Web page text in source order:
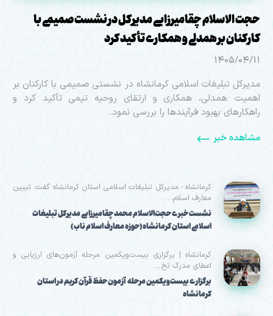
حجت الاسلام چقامیرزایی مدیرکل در نشست صمیمی با
کارکنان بر همدلی و همکاری تأکید کرد
1405/04/11
مدیرکل تبلیغات اسلامی کرمانشاه در نشستی صمیمی با کارکنان بر
اهمیت همدلی، همکاری و ارتقای روحیه تیمی تأکید کرد و
راهکارهای بهبود فرآیندها را بررسی نمود.
مشاهده خبر
کرمانشاه - مدیرکل تبلیغات اسلامی استان کرمانشاه گفت: تبیین
معارف اسلام...
نشست خبری حجت‌الاسلام محمد چقامیرزایی مدیرکل تبلیغات
اسلامی استان کرمانشاه (حوزه معارف اسلام ناب )
کرمانشاه | برگزاری بیست‌ویکمین مرحله آزمون‌های ارزیابی و
اعطای مدرک تخ...
برگزاری بیست‌ویکمین مرحله آزمون حفظ قرآن کریم در استان
کرمانشاه